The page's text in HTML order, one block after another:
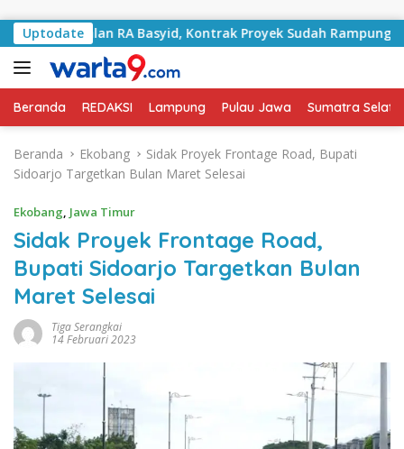
Uptodate
Jalan RA Basyid, Kontrak Proyek Sudah Rampung
Beranda REDAKSI Lampung Pulau Jawa Sumatra
Beranda Ekobang
Sidak Proyek Frontage Road, Bupati
Sidoarjo Targetkan Bulan Maret Selesai
Ekobang, Jawa Timur
Sidak Proyek Frontage Road,
Bupati Sidoarjo Targetkan Bulan
Maret Selesai
Tiga Serangkai
14 Februari 2023